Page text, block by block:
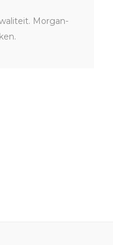
Morgan-